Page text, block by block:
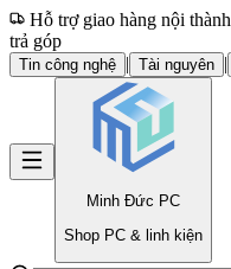
Hỗ trợ giao hàng nội thành
trả góp
Tin công nghệ | Tài nguyên |
Minh Đức PC
Shop PC & linh kiện